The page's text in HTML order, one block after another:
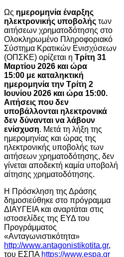
Ως ημερομηνία έναρξης
ηλεκτρονικής υποβολής των
αιτήσεων χρηματοδότησης στο
Ολοκληρωμένο Πληροφοριακό
Σύστημα Κρατικών Ενισχύσεων
(ΟΠΣΚΕ) ορίζεται η Τρίτη 31
Μαρτίου 2026 και ώρα
15:00 με καταληκτική
ημερομηνία την Τρίτη 2
Ιουνίου 2026 και ώρα 15:00.
Αιτήσεις που δεν
υποβάλλονται ηλεκτρονικά
δεν δύνανται να λάβουν
ενίσχυση. Μετά τη λήξη της
ημερομηνίας και ώρας της
ηλεκτρονικής υποβολής των
αιτήσεων χρηματοδότησης, δεν
γίνεται αποδεκτή καμία υποβολή
αίτησης χρηματοδότησης.
Η Πρόσκληση της Δράσης
δημοσιεύθηκε στο πρόγραμμα
ΔΙΑΥΓΕΙΑ και αναρτάται στις
ιστοσελίδες της ΕΥΔ του
Προγράμματος
«Ανταγωνιστικότητα»
http://www.antagonistikotita.gr,
του ΕΣΠΑ https://www.espa.gr